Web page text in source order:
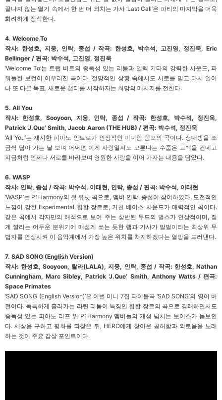
끝나지 않는 열기 속에서 한 번 더 외치는 가사 ‘Last Call’은 파티의 마지막을 더욱
화려하게 장식한다.
4. Welcome To
작사: 한성호, 지웅, 인탁, 종섭 / 작곡: 한성호, 박수석, 고진영, 정진욱, Eric
Bellinger / 편곡: 박수석, 고진영, 정진욱
‘Welcome To’는 트랩 비트의 중독성 있는 리듬과 일렉 기타의 강력한 사운드, 파
워풀한 보컬이 어우러진 곡이다. 절망적인 상황 속에서도 서로를 믿고 다시 일어
나 또 다른 목표, 새로운 챕터를 시작하자는 희망의 메시지를 전한다.
5. All You
작사: 한성호, Sooyoon, 지웅, 인탁, 종섭 / 작곡: 한성호, 박수석, 정진욱,
Patrick ‘J.Que’ Smith, Jacob Aaron (THE HUB) / 편곡: 박수석, 정진욱
‘All You’는 재지한 피아노 인트로가 인상적인 미디엄 템포의 곡이다. 상대방을 조
금씩 닮아 가는 날 보며 어쩌면 이게 사랑일지도 모른다는 수줍은 고백을 건네고
지금처럼 언제나 서로를 바라보며 영원한 사랑을 이어 가자는 내용을 담았다.
6. WASP
작사: 인탁, 종섭 / 작곡: 박수석, 이태현, 인탁, 종섭 / 편곡: 박수석, 이태현
‘WASP’는 P1Harmony의 첫 유닛 곡으로, 멤버 인탁, 종섭이 참여하였다. 도전적인
느낌이 강한 Experimental 힙합 장르로, 거친 베이스 사운드가 매력적인 곡이다.
같은 곡에서 각자만의 해석으로 보여 주는 상반된 무드의 벌스가 인상적이며, 짙
게 깔리는 어두운 분위기에 매섭게 쏘는 듯한 랩과 가사가 말벌이라는 최상위 무
법자를 연상시켜 이 음악계에서 가장 높은 위치를 차지하겠다는 열망을 드러낸다.
7. SAD SONG (English Version)
작사: 한성호, Sooyoon, 랄라(LALA), 지웅, 인탁, 종섭 / 작곡: 한성호, Nathan
Cunningham, Marc Sibley, Patrick ‘J.Que’ Smith, Anthony Watts / 편곡:
Space Primates
‘SAD SONG (English Version)’은 이번 미니 7집 타이틀곡 ‘SAD SONG’의 영어 버
전이다. 독특하게 흘러가는 라틴 리듬이 특징인 힙합 장르의 곡으로 경쾌하면서도
중독성 있는 피아노 리프 위 P1Harmony 멤버들의 개성 넘치는 보이스가 돋보인
다. 세상을 구하고 평화를 되찾은 뒤, HERO에게 찾아온 공허함과 외로움을 노래
하는 것이 주요 감상 포인트이다.